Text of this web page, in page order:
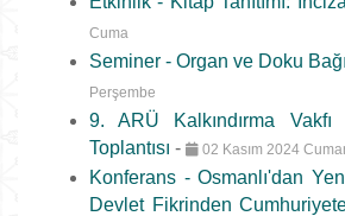
Cuma
Seminer - Organ ve Doku
Perşembe
9. ARÜ Kalkındırma
Toplantısı - 02 Kasım 2024
Konferans - Osmanlı'dan
Devlet Fikrinden